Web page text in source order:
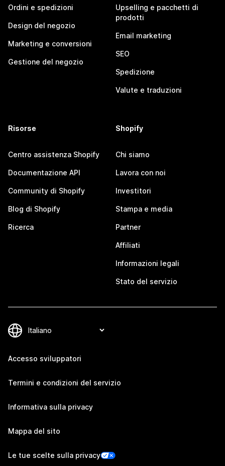
Ordini e spedizioni
Design del negozio
Marketing e conversioni
Gestione del negozio
Upselling e pacchetti di
prodotti
Email marketing
SEO
Spedizione
Valute e traduzioni
Risorse
Centro assistenza Shopify
Documentazione API
Community di Shopify
Blog di Shopify
Ricerca
Shopify
Chi siamo
Lavora con noi
Investitori
Stampa e media
Partner
Affiliati
Informazioni legali
Stato del servizio
Accesso sviluppatori
Termini e condizioni del servizio
Informativa sulla privacy
Mappa del sito
Le tue scelte sulla privacy